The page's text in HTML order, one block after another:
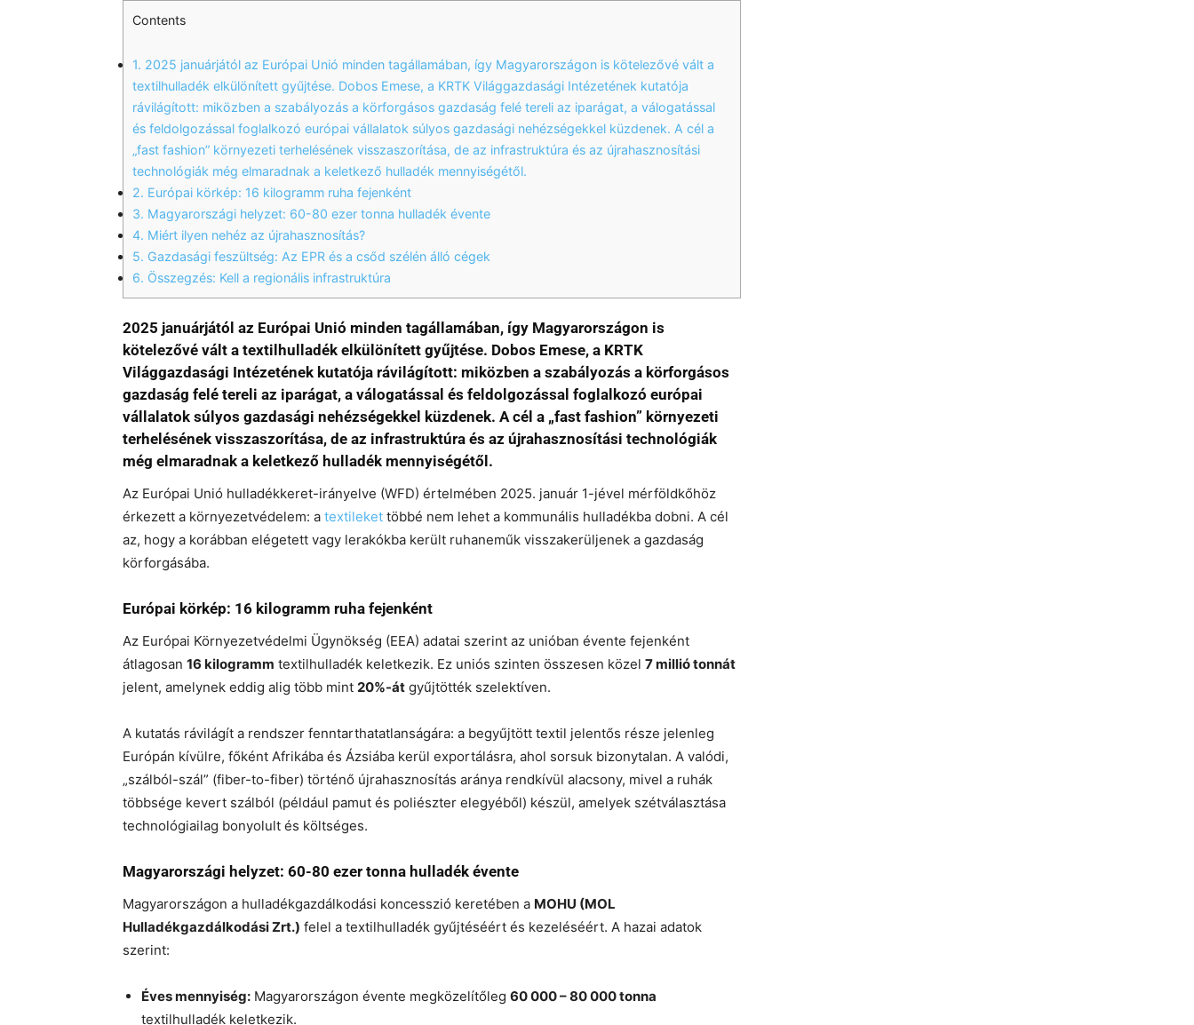
Contents
1. 2025 januárjától az Európai Unió minden tagállamában, így Magyarországon is kötelezővé vált a
textilhulladék elkülönített gyűjtése. Dobos Emese, a KRTK Világgazdasági Intézetének kutatója
rávilágított: miközben a szabályozás a körforgásos gazdaság felé tereli az iparágat, a válogatással
és feldolgozással foglalkozó európai vállalatok súlyos gazdasági nehézségekkel küzdenek. A cél a
„fast fashion” környezeti terhelésének visszaszorítása, de az infrastruktúra és az újrahasznosítási
technológiák még elmaradnak a keletkező hulladék mennyiségétől.
2. Európai körkép: 16 kilogramm ruha fejenként
3. Magyarországi helyzet: 60-80 ezer tonna hulladék évente
4. Miért ilyen nehéz az újrahasznosítás?
5. Gazdasági feszültség: Az EPR és a csőd szélén álló cégek
6. Összegzés: Kell a regionális infrastruktúra
2025 januárjától az Európai Unió minden tagállamában, így Magyarországon is
kötelezővé vált a textilhulladék elkülönített gyűjtése. Dobos Emese, a KRTK
Világgazdasági Intézetének kutatója rávilágított: miközben a szabályozás a körforgásos
gazdaság felé tereli az iparágat, a válogatással és feldolgozással foglalkozó európai
vállalatok súlyos gazdasági nehézségekkel küzdenek. A cél a „fast fashion” környezeti
terhelésének visszaszorítása, de az infrastruktúra és az újrahasznosítási technológiák
még elmaradnak a keletkező hulladék mennyiségétől.
Az Európai Unió hulladékkeret-irányelve (WFD) értelmében 2025. január 1-jével mérföldkőhöz
érkezett a környezetvédelem: a textileket többé nem lehet a kommunális hulladékba dobni. A cél
az, hogy a korábban elégetett vagy lerakókba került ruhaneműk visszakerüljenek a gazdaság
körforgásába.
Európai körkép: 16 kilogramm ruha fejenként
Az Európai Környezetvédelmi Ügynökség (EEA) adatai szerint az unióban évente fejenként
átlagosan 16 kilogramm textilhulladék keletkezik. Ez uniós szinten összesen közel 7 millió tonnát
jelent, amelynek eddig alig több mint 20%-át gyűjtötték szelektíven.
A kutatás rávilágít a rendszer fenntarthatatlanságára: a begyűjtött textil jelentős része jelenleg
Európán kívülre, főként Afrikába és Ázsiába kerül exportálásra, ahol sorsuk bizonytalan. A valódi,
„szálból-szál” (fiber-to-fiber) történő újrahasznosítás aránya rendkívül alacsony, mivel a ruhák
többsége kevert szálból (például pamut és poliészter elegyéből) készül, amelyek szétválasztása
technológiailag bonyolult és költséges.
Magyarországi helyzet: 60-80 ezer tonna hulladék évente
Magyarországon a hulladékgazdálkodási koncesszió keretében a MOHU (MOL
Hulladékgazdálkodási Zrt.) felel a textilhulladék gyűjtéséért és kezeléséért. A hazai adatok
szerint:
Éves mennyiség: Magyarországon évente megközelítőleg 60 000 – 80 000 tonna
textilhulladék keletkezik.